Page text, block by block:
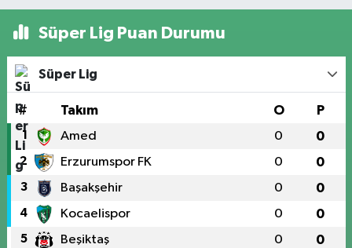
Süper Lig Puan Durumu
Süper Lig
# Takım O P
1 Amed 0 0
2 Erzurumspor FK 0 0
3 Başakşehir 0 0
4 Kocaelispor 0 0
5 Beşiktaş 0 0